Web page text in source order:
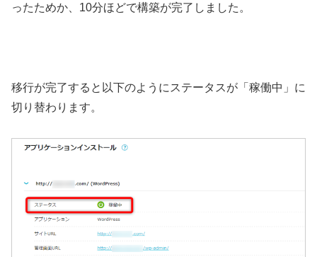
ったためか、10分ほどで構築が完了しました。
移行が完了すると以下のようにステータスが「稼働中」に
切り替わります。